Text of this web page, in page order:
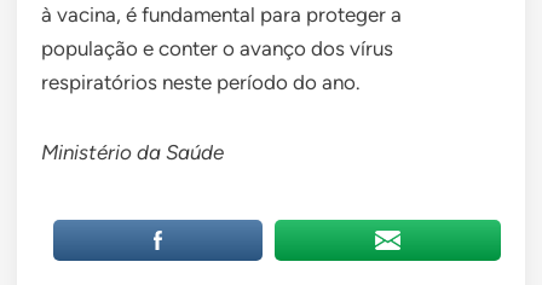
à vacina, é fundamental para proteger a
população e conter o avanço dos vírus
respiratórios neste período do ano.
Ministério da Saúde